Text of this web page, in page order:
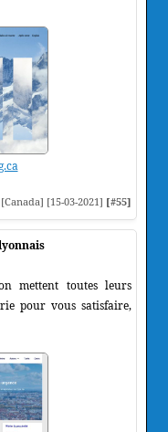
[Canada] [15-03-2021] [#55]
mettent toutes leurs
pour vous satisfaire,